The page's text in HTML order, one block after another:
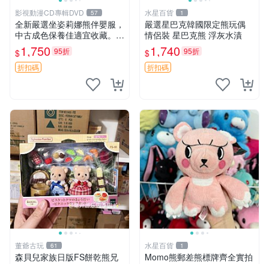
影視動漫CD專輯DVD 57
全新嚴選坐姿莉娜熊伴嬰服，
中古成色保養佳適宜收藏。無
盒子但品質完好，快速出貨。
建議入手！ 中古 玩偶 滬漫
$1,750 95折
折扣碼
水星百貨 1
嚴選星巴克韓國限定熊玩偶
情侶裝 星巴克熊 浮灰水漬
$1,740 95折
折扣碼
董爺古玩 61
森貝兒家族日版FS餅乾熊兄
水星百貨 1
Momo熊郵差熊標牌齊全實拍